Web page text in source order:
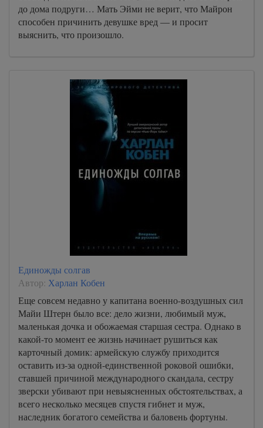
46
47
до дома подруги… Мать Эйми не верит, что Майрон
способен причинить девушке вред — и просит
выяснить, что произошло.
Единожды солгав
Автор: Харлан Кобен
Еще совсем недавно у капитана военно-воздушных сил
Майи Штерн было все: дело жизни, любимый муж,
маленькая дочка и обожаемая старшая сестра. Однако в
какой-то момент ее жизнь начинает рушиться как
карточный домик: армейскую службу приходится
оставить из-за одной-единственной роковой ошибки,
ставшей причиной международного скандала, сестру
зверски убивают при невыясненных обстоятельствах, а
всего несколько месяцев спустя гибнет и муж,
наследник богатого семейства и баловень фортуны.